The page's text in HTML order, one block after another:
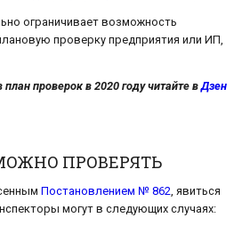
ограничивает возможность
проверку предприятия или ИП,
проверок в 2020 году читайте вДзен
ПРОВЕРЯТЬ
Постановлением № 862, явиться
могут в следующих случаях: